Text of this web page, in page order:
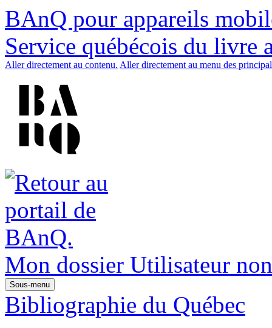
BAnQ pour appareils
Service québécois du livre
Aller directement au contenu. Aller directement au menu des
Mon dossier Utilisateur
Sous-menu
Bibliographie du Québec